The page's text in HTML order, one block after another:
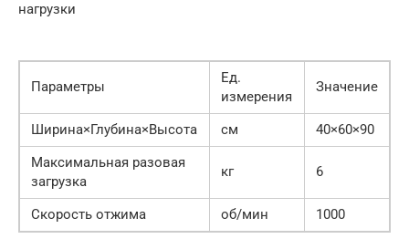
нагрузки
Параметры
Ед.
измерения
Значение
Ширина×Глубина×Высота см
40×60×90
Максимальная разовая
загрузка
кг 6
Скорость отжима об/мин 1000